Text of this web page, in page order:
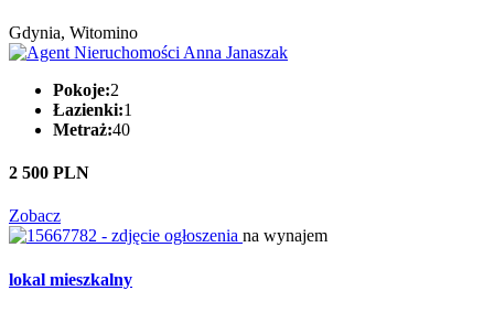
Gdynia, Witomino
Pokoje:2
Łazienki:1
Metraż:40
2 500 PLN
Zobacz
na wynajem
lokal mieszkalny